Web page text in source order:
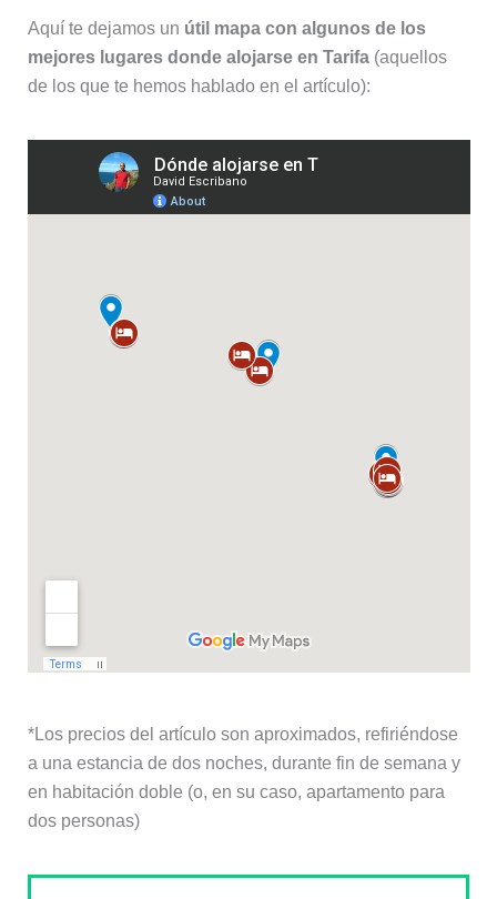
Aquí te dejamos un útil mapa con algunos de los
mejores lugares donde alojarse en Tarifa(aquellos
de los que te hemos hablado en el artículo):
*Los precios del artículo son aproximados, refiriéndose
a una estancia de dos noches, durante fin de semana y
en habitación doble (o, en su caso, apartamento para
dos personas)